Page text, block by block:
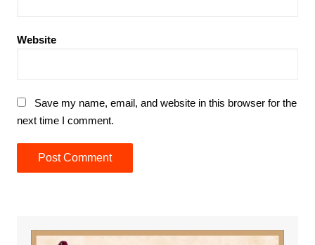
Website
Save my name, email, and website in this browser for the
next time I comment.